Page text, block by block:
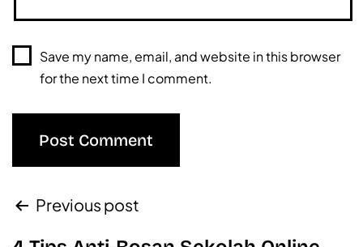
Save my name, email, and website in this browser
for the next time I comment.
Previous post